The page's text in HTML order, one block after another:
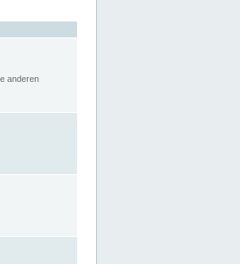
anderen